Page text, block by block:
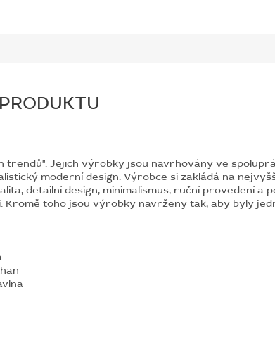
trendů". Jejich výrobky jsou navrhovány ve
moderní design. Výrobce si zakládá na
detailní design, minimalismus, ruční provedení
Kromě toho jsou výrobky navrženy tak, aby byly